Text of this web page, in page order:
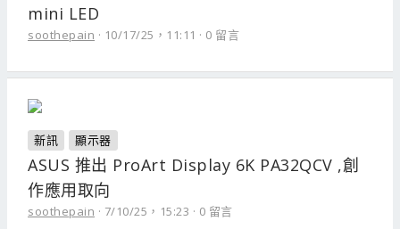
mini LED
soothepain 10/17/25，11:11 0 留言
新訊 顯示器
ASUS 推出 ProArt Display 6K PA32QCV ,創
作應用取向
soothepain 7/10/25，15:23 0 留言